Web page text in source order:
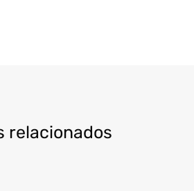
relacionados